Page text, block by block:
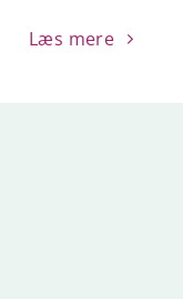
Læs mere